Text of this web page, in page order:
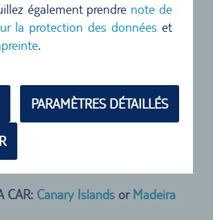
également prendre note de
la protection des données et
.
PARAMÈTRES DÉTAILLÉS
Italy
Espagne
USA & Canada
4x4
CAR: Canary Islands or Madeira